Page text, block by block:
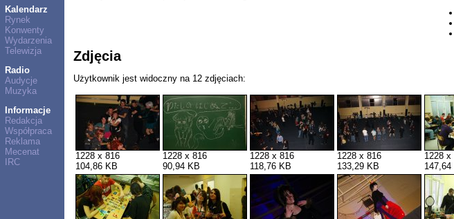
Kalendarz
Rynek
Konwenty
Wydarzenia
Telewizja
Radio
Audycje
Muzyka
Informacje
Redakcja
Współpraca
Reklama
Mecenat
IRC
Zdjęcia
Użytkownik jest widoczny na 12 zdjęciach:
1228 x 816
104,86 KB
1228 x 816
90,94 KB
1228 x 816
118,76 KB
1228 x 816
133,29 KB
1228 x
147,64